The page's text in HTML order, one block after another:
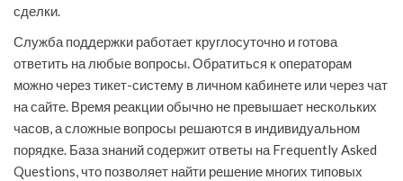
сделки.
Служба поддержки работает круглосуточно и готова
ответить на любые вопросы. Обратиться к операторам
можно через тикет-систему в личном кабинете или через чат
на сайте. Время реакции обычно не превышает нескольких
часов, а сложные вопросы решаются в индивидуальном
порядке. База знаний содержит ответы на Frequently Asked
Questions, что позволяет найти решение многих типовых